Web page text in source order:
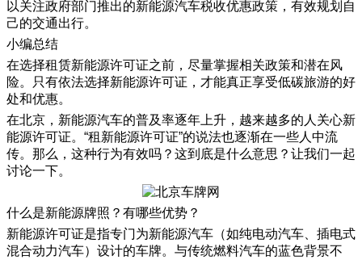
以关注政府部门推出的新能源汽车税收优惠政策，有效规划自
己的交通出行。
小编总结
在选择租赁新能源许可证之前，尽量掌握相关政策和潜在风
险。只有依法选择新能源许可证，才能真正享受低碳旅游的好
处和优惠。
在北京，新能源汽车的普及率逐年上升，越来越多的人关心新
能源许可证。“租新能源许可证”的说法也逐渐在一些人中流
传。那么，这种行为有效吗？这到底是什么意思？让我们一起
讨论一下。
什么是新能源牌照？有哪些优势？
新能源许可证是指专门为新能源汽车（如纯电动汽车、插电式
混合动力汽车）设计的车牌。与传统燃料汽车的蓝色背景不